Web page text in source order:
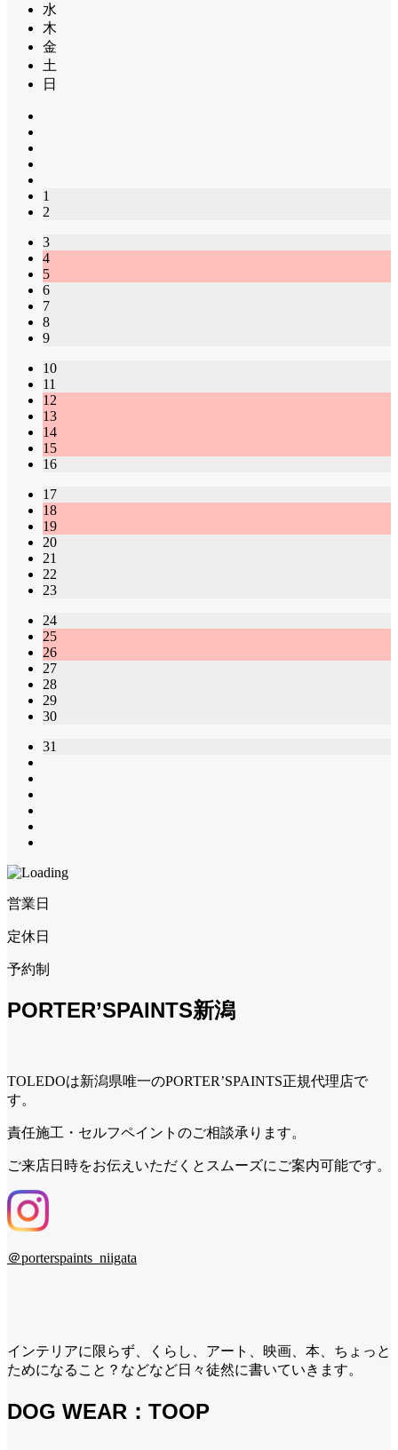
水
木
金
土
日
1
2
3
4
5
6
7
8
9
10
11
12
13
14
15
16
17
18
19
20
21
22
23
24
25
26
27
28
29
30
31
営業日
定休日
予約制
PORTER’SPAINTS新潟
TOLEDOは新潟県唯一のPORTER’SPAINTS正規代理店で
す。
責任施工・セルフペイントのご相談承ります。
ご来店日時をお伝えいただくとスムーズにご案内可能です。
＠porterspaints_niigata
インテリアに限らず、くらし、アート、映画、本、ちょっと
ためになること？などなど日々徒然に書いていきます。
DOG WEAR：TOOP